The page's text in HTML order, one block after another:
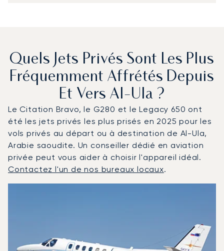
Quels Jets Privés Sont Les Plus
Fréquemment Affrétés Depuis
Et Vers Al-Ula ?
Le Citation Bravo, le G280 et le Legacy 650 ont
été les jets privés les plus prisés en 2025 pour les
vols privés au départ ou à destination de Al-Ula,
Arabie saoudite. Un conseiller dédié en aviation
privée peut vous aider à choisir l'appareil idéal.
Contactez l'un de nos bureaux locaux.